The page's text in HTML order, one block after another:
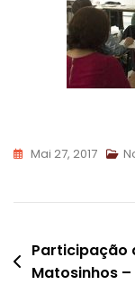
Mai 27, 2017
Navegação
de
Participação
Matosinhos –